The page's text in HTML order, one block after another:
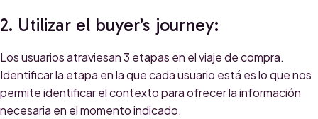
2. Utilizar el buyer’s journey:
Los usuarios atraviesan 3 etapas en el viaje de compra.
Identificar la etapa en la que cada usuario está es lo que nos
permite identificar el contexto para ofrecer la información
necesaria en el momento indicado.